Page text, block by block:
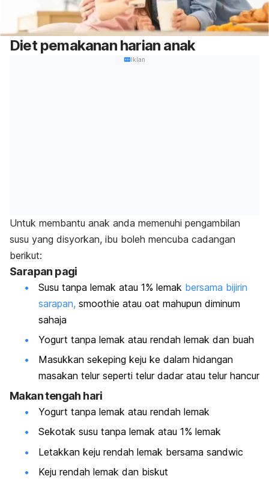
Diet pemakanan harian anak
Iklan
Untuk membantu anak anda memenuhi pengambilan
susu yang disyorkan, ibu boleh mencuba cadangan
berikut:
Sarapan pagi
Susu tanpa lemak atau 1% lemak bersama bijirin
sarapan, smoothie atau oat mahupun diminum
sahaja
Yogurt tanpa lemak atau rendah lemak dan buah
Masukkan sekeping keju ke dalam hidangan
masakan telur seperti telur dadar atau telur hancur
Makan tengah hari
Yogurt tanpa lemak atau rendah lemak
Sekotak susu tanpa lemak atau 1% lemak
Letakkan keju rendah lemak bersama sandwic
Keju rendah lemak dan biskut